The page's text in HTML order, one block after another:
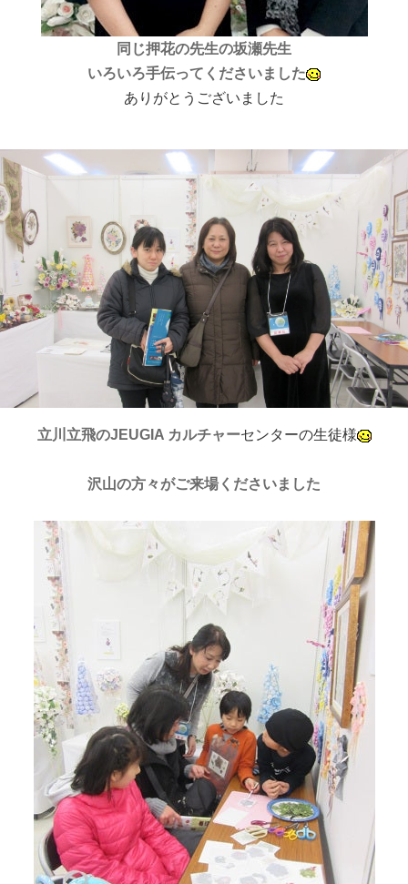
同じ押花の先生の坂瀬先生
いろいろ手伝ってくださいました
ありがとうございました
立川立飛のJEUGIA カルチャーセンターの生徒様
沢山の方々がご来場くださいました